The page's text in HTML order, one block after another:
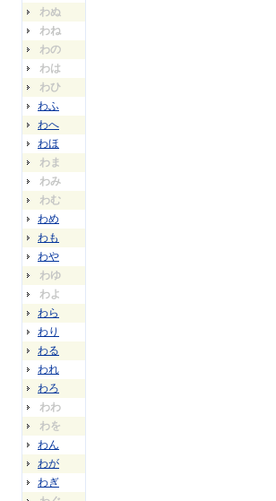
わぬ
わね
わの
わは
わひ
わふ
わへ
わほ
わま
わみ
わむ
わめ
わも
わや
わゆ
わよ
わら
わり
わる
われ
わろ
わわ
わを
わん
わが
わぎ